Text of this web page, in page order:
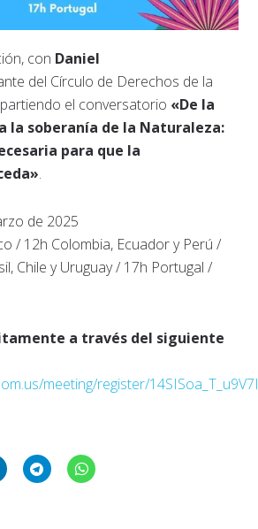
con Daniel
del Círculo de Derechos de la
el conversatorio «De la
la soberanía de la Naturaleza:
para que la
.
de 2025
/ 12h Colombia, Ecuador y Perú /
Chile y Uruguay / 17h Portugal /
a través del siguiente
meeting/register/